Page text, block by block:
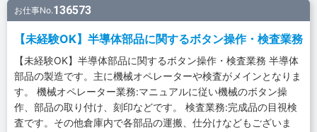
お仕事No.136573
【未経験OK】半導体部品に関するボタン操作・検査業務
【未経験OK】半導体部品に関するボタン操作・検査業務 半導体
部品の製造です。主に機械オペレーターや検査がメインとなりま
す。 機械オペレーター業務:マニュアルに従い機械のボタン操
作、部品の取り付け、刻印などです。 検査業務:完成品の目視検
査です。その他倉庫内で各部品の運搬、仕分けなどもございま